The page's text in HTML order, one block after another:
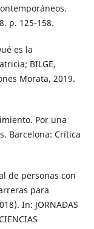
p. 125-158.
es la
BILGE,
Morata, 2019.
Por una
Barcelona: Crítica
de personas con
para
In: JORNADAS